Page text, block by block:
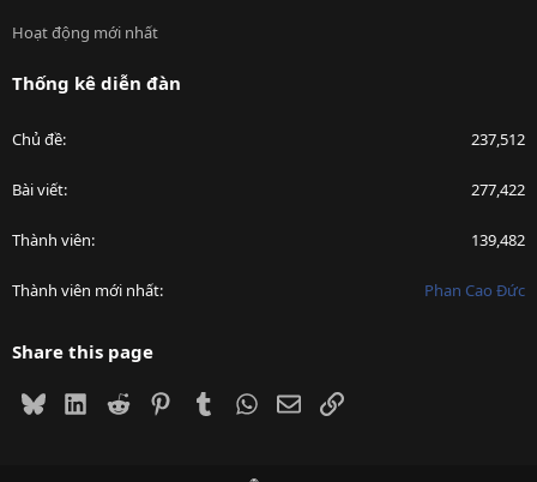
Hoạt động mới nhất
Thống kê diễn đàn
Chủ đề 237,512
Bài viết 277,422
Thành viên 139,482
Thành viên mới nhất Phan Cao Đức
Share this page
BlueskyLinkedIn
Reddit PinterestTumblrWhatsApp
EmailLink